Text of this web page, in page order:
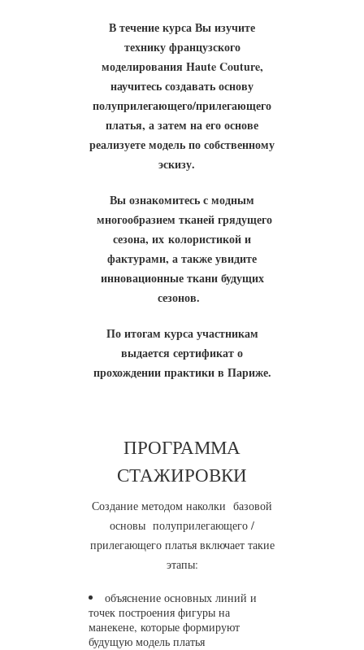
В течение курса Вы изучите
технику французского
моделирования Haute Couture,
научитесь создавать основу
полуприлегающего/прилегающего
платья, а затем на его основе
реализуете модель по собственному
эскизу.
Вы ознакомитесь с модным
многообразием тканей грядущего
сезона, их колористикой и
фактурами, а также увидите
инновационные ткани будущих
сезонов.
По итогам курса участникам
выдается сертификат о
прохождении практики в Париже.
ПРОГРАММА
СТАЖИРОВКИ
Создание методом наколки базовой
основы полуприлегающего /
прилегающего платья включает такие
этапы:
объяснение основных линий и
точек построения фигуры на
манекене, которые формируют
будущую модель платья